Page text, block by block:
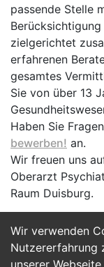
Wir verwenden
Nutzererfahrung
unserer
passende Stelle
zielgerichtet
erfahrenen
gesamtes
Sie von über 13
Haben Sie
bewerben! an.
Wir freuen uns
Oberarzt
Raum Duisburg.